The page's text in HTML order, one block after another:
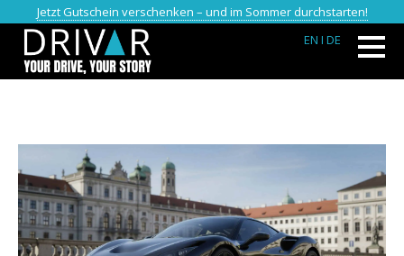
Jetzt Gutschein verschenken – und im Sommer durchstarten!
EN I DE